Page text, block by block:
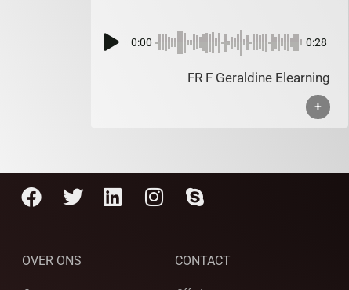
0:00 0:28
FR F Geraldine Elearning
+
OVER ONS CONTACT